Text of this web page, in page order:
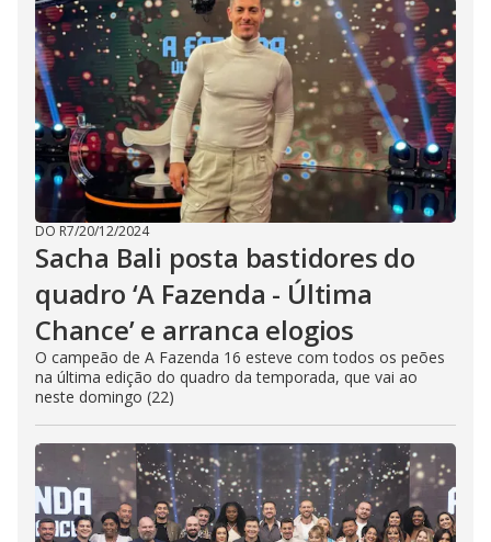
DO R7/20/12/2024
Sacha Bali posta bastidores do
quadro ‘A Fazenda - Última
Chance’ e arranca elogios
O campeão de A Fazenda 16 esteve com todos os peões
na última edição do quadro da temporada, que vai ao
neste domingo (22)